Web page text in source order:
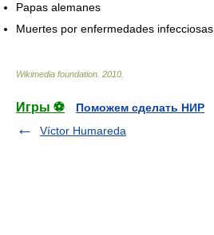
Papas alemanes
Muertes por enfermedades infecciosas
Wikimedia foundation 2010
Игры ⚽
Поможем сделать НИР
Víctor Humareda